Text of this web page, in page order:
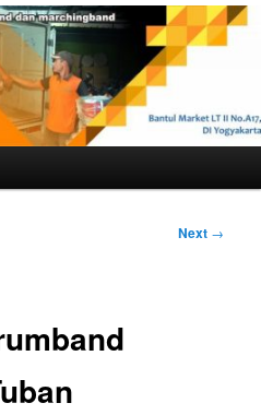
Next →